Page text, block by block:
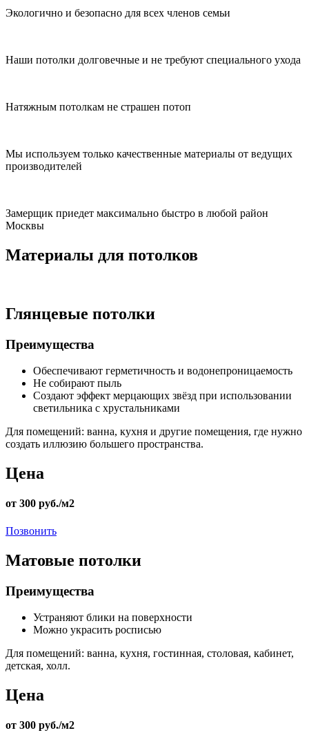
Экологично и безопасно для всех членов семьи
Наши потолки долговечные и не требуют специального ухода
Натяжным потолкам не страшен потоп
Мы используем только качественные материалы от ведущих
производителей
Замерщик приедет максимально быстро в любой район
Москвы
Материалы для потолков
Глянцевые потолки
Преимущества
Обеспечивают герметичность и водонепроницаемость
Не собирают пыль
Создают эффект мерцающих звёзд при использовании
светильника с хрустальниками
Для помещений: ванна, кухня и другие помещения, где нужно
создать иллюзию большего пространства.
Цена
от 300 руб./м2
Позвонить
Матовые потолки
Преимущества
Устраняют блики на поверхности
Можно украсить росписью
Для помещений: ванна, кухня, гостинная, столовая, кабинет,
детская, холл.
Цена
от 300 руб./м2